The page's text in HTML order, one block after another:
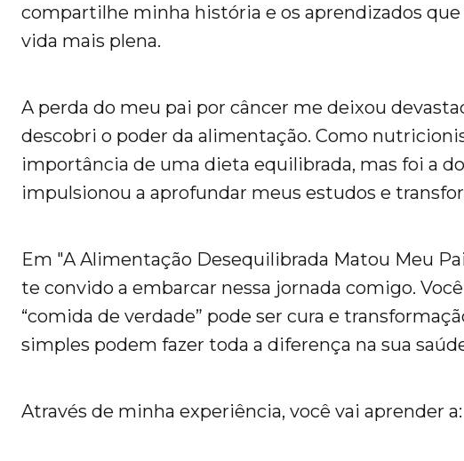
compartilhe minha história e os aprendizados
vida mais plena.
A perda do meu pai por câncer me deixou
descobri o poder da alimentação. Como
importância de uma dieta equilibrada, mas foi a
impulsionou a aprofundar meus estudos e
Em "A Alimentação Desequilibrada Matou Meu
te convido a embarcar nessa jornada comigo.
“comida de verdade” pode ser cura e
simples podem fazer toda a diferença na sua
Através de minha experiência, você vai aprender a: